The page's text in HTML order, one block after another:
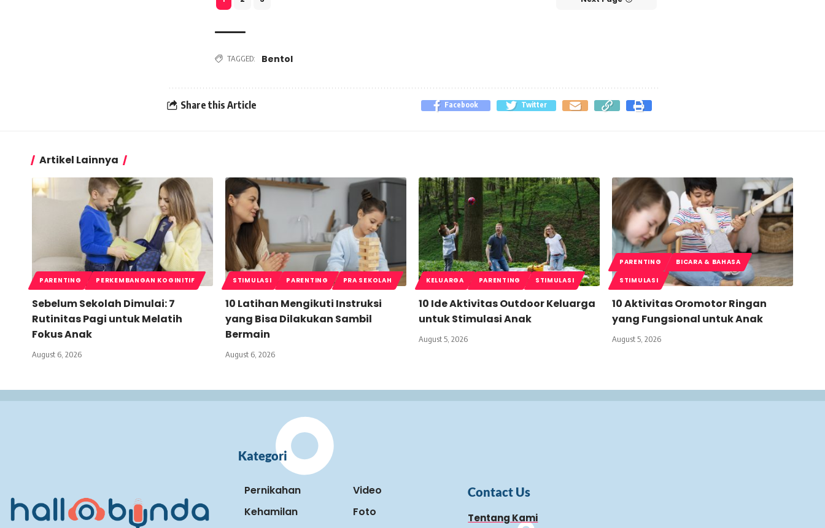
TAGGED: Bentol
Share this Article Facebook Twitter
Artikel Lainnya
PARENTING PERKEMBANGAN KOGINITIF
Sebelum Sekolah Dimulai: 7
Rutinitas Pagi untuk Melatih
Fokus Anak
August 6, 2026
STIMULASI PARENTING PRA SEKOLAH
10 Latihan Mengikuti Instruksi
yang Bisa Dilakukan Sambil
Bermain
August 6, 2026
KELUARGA PARENTING STIMULASI
10 Ide Aktivitas Outdoor Keluarga
untuk Stimulasi Anak
August 5, 2026
PARENTING
BICARA & BAHASA
STIMULASI
10 Aktivitas Oromotor Ringan
yang Fungsional untuk Anak
August 5, 2026
Kategori
Pernikahan
Kehamilan
Video
Foto
Contact Us
Tentang Kami